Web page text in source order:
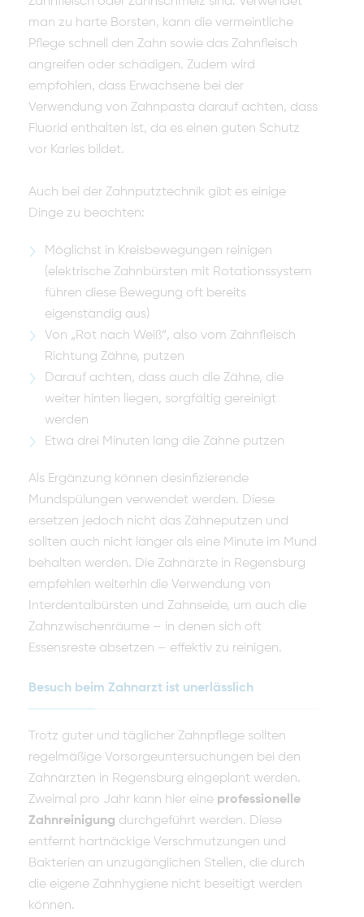
man zu harte Borsten, kann die vermeintliche
Pflege schnell den Zahn sowie das Zahnfleisch
angreifen oder schädigen. Zudem wird
empfohlen, dass Erwachsene bei der
Verwendung von Zahnpasta darauf achten, dass
Fluorid enthalten ist, da es einen guten Schutz
vor Karies bildet.
Auch bei der Zahnputztechnik gibt es einige
Dinge zu beachten:
Möglichst in Kreisbewegungen reinigen
(elektrische Zahnbürsten mit Rotationssystem
führen diese Bewegung oft bereits
eigenständig aus)
Von „Rot nach Weiß“, also vom Zahnfleisch
Richtung Zähne, putzen
Darauf achten, dass auch die Zähne, die
weiter hinten liegen, sorgfältig gereinigt
werden
Etwa drei Minuten lang die Zähne putzen
Als Ergänzung können desinfizierende
Mundspülungen verwendet werden. Diese
ersetzen jedoch nicht das Zähneputzen und
sollten auch nicht länger als eine Minute im Mund
behalten werden. Die Zahnärzte in Regensburg
empfehlen weiterhin die Verwendung von
Interdentalbürsten und Zahnseide, um auch die
Zahnzwischenräume – in denen sich oft
Essensreste absetzen – effektiv zu reinigen.
Besuch beim Zahnarzt ist unerlässlich
Trotz guter und täglicher Zahnpflege sollten
regelmäßige Vorsorgeuntersuchungen bei den
Zahnärzten in Regensburg eingeplant werden.
Zweimal pro Jahr kann hier eine professionelle
Zahnreinigung durchgeführt werden. Diese
entfernt hartnäckige Verschmutzungen und
Bakterien an unzugänglichen Stellen, die durch
die eigene Zahnhygiene nicht beseitigt werden
können.